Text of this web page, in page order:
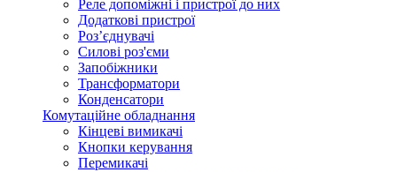
Реле допоміжні і пристрої до них
Додаткові пристрої
Роз’єднувачі
Силові роз'єми
Запобіжники
Трансформатори
Конденсатори
Комутаційне обладнання
Кінцеві вимикачі
Кнопки керування
Перемикачі